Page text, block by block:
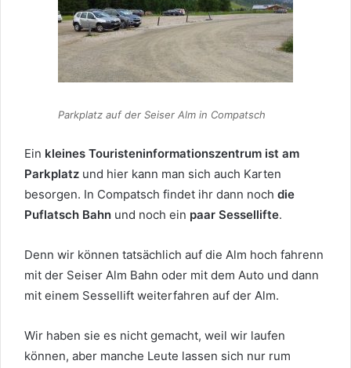
Parkplatz auf der Seiser Alm in Compatsch
Ein kleines Touristeninformationszentrum ist am
Parkplatz und hier kann man sich auch Karten
besorgen. In Compatsch findet ihr dann noch die
Puflatsch Bahn und noch ein paar Sessellifte.
Denn wir können tatsächlich auf die Alm hoch fahrenn
mit der Seiser Alm Bahn oder mit dem Auto und dann
mit einem Sessellift weiterfahren auf der Alm.
Wir haben sie es nicht gemacht, weil wir laufen
können, aber manche Leute lassen sich nur rum